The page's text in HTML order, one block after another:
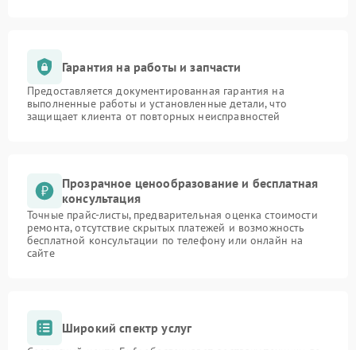
Гарантия на работы и запчасти
Предоставляется документированная гарантия на
выполненные работы и установленные детали, что
защищает клиента от повторных неисправностей
Прозрачное ценообразование и бесплатная
консультация
Точные прайс-листы, предварительная оценка стоимости
ремонта, отсутствие скрытых платежей и возможность
бесплатной консультации по телефону или онлайн на
сайте
Широкий спектр услуг